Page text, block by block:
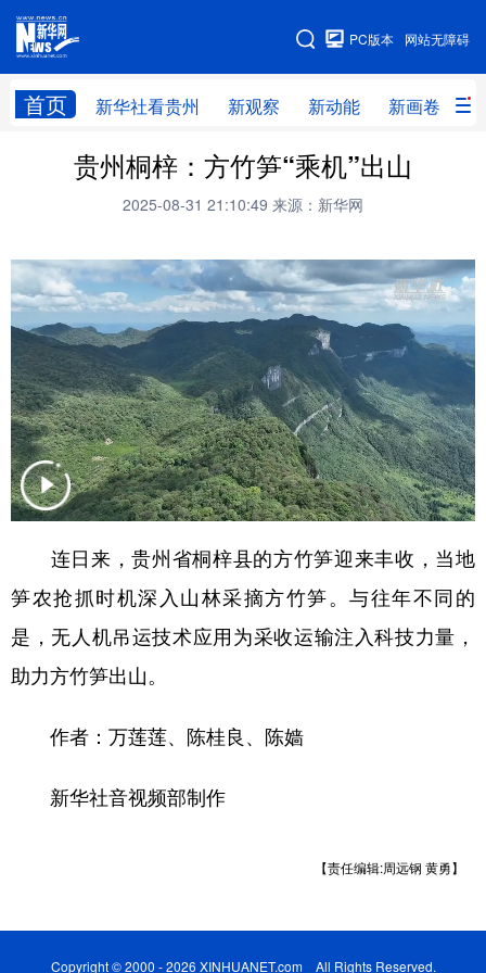
网站无障碍
PC版本
首页 新华社看贵州 新观察 新动能 新画卷
网站地图
新华社看贵州 新观察 新动能 新画卷
贵州领导 人事
专题 访谈 直播 视频
畅游贵州 数字贵州 律动贵州 健康贵州
光影贵州 部门之窗 县区直达 企业速递
融媒联播 贵阳 遵义 安顺
六盘水 毕节 铜仁 黔东南
黔南 黔西南
地方频道
北京 天津 河北 山西
山东 河南 湖北
广东 广西
新疆 内蒙古 黑龙江
贵州桐梓：方竹笋“乘机”出山
2025-08-31 21:10:49 来源：新华网
连日来，贵州省桐梓县的方竹笋迎来丰收，当地
笋农抢抓时机深入山林采摘方竹笋。与往年不同的
是，无人机吊运技术应用为采收运输注入科技力量，
助力方竹笋出山。
作者：万莲莲、陈桂良、陈嫱
新华社音视频部制作
【责任编辑:周远钢 黄勇】
Copyright © 2000 - 2026 XINHUANET.com All Rights Reserved.